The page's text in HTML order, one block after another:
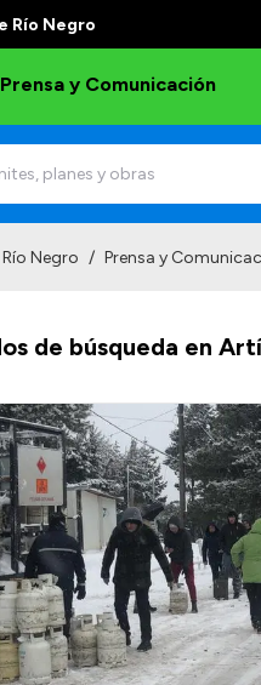
Río Negro
Prensa y Comunicación
de prensa
noticias
licitaciones
Negro / Prensa y
de búsqueda en